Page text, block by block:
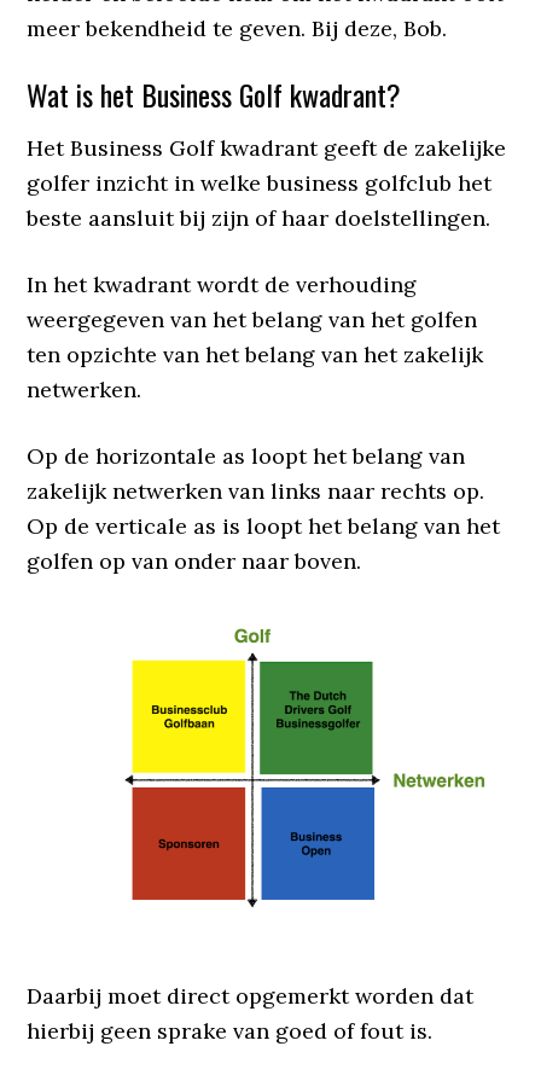
meer bekendheid te geven. Bij deze, Bob.
Wat is het Business Golf kwadrant?
Het Business Golf kwadrant geeft de zakelijke
golfer inzicht in welke business golfclub het
beste aansluit bij zijn of haar doelstellingen.
In het kwadrant wordt de verhouding
weergegeven van het belang van het golfen
ten opzichte van het belang van het zakelijk
netwerken.
Op de horizontale as loopt het belang van
zakelijk netwerken van links naar rechts op.
Op de verticale as is loopt het belang van het
golfen op van onder naar boven.
Daarbij moet direct opgemerkt worden dat
hierbij geen sprake van goed of fout is.